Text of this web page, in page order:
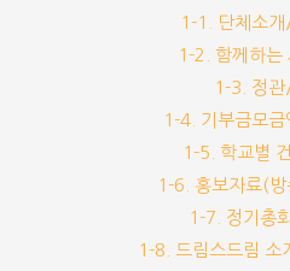
1-1. 단체소
1-2. 함께하는
1-3. 정관
1-4. 기부금모
1-5. 학교별
1-6. 홍보자료(
1-7. 정기총
1-8. 드림스드림 소